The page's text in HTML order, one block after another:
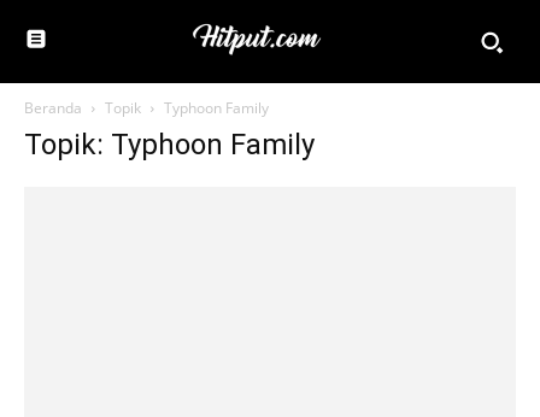
Beranda Topik Typhoon Family
Topik: Typhoon Family